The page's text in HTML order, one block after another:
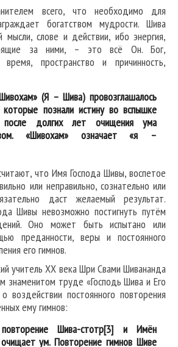
всего, что необходимо для
богатством мудрости. Шива
слове и действии, ибо энергия,
за ними, – это всё Он. Бог,
пространство и причинность,
(Я – Шива) провозглашалось
познали истину во вспышке
после долгих лет очищения ума
«Шивохам» означает «я –
что Имя Господа Шивы, воспетое
или неправильно, сознательно или
даст желаемый результат.
Шивы невозможно постигнуть путём
Оно может быть испытано или
преданности, веры и постоянного
его гимнов.
учитель XX века Шри Свами Шивананда
знаменитом труде «Господь Шива и Его
воздействии постоянного повторения
ему гимнов:
повторение Шива-стотр[3] и Имён
ум. Повторение гимнов Шиве